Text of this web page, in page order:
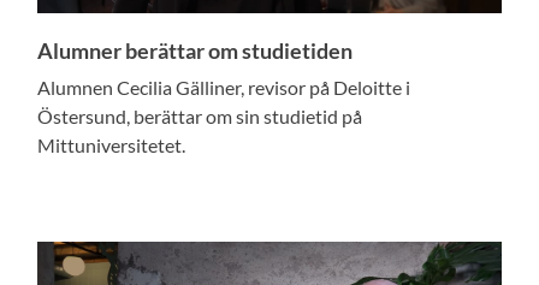
Alumner berättar om studietiden
Alumnen Cecilia Gälliner, revisor på Deloitte i
Östersund, berättar om sin studietid på
Mittuniversitetet.